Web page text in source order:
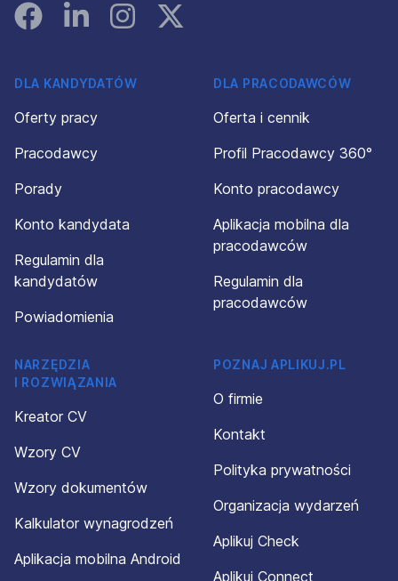
FacebookLinked InInstagramInstagram
DLA KANDYDATÓW
Oferty pracy
Pracodawcy
Porady
Konto kandydata
Regulamin dla
kandydatów
Powiadomienia
DLA PRACODAWCÓW
Oferta i cennik
Profil Pracodawcy 360°
Konto pracodawcy
Aplikacja mobilna dla
pracodawców
Regulamin dla
pracodawców
NARZĘDZIA
I ROZWIĄZANIA
Kreator CV
Wzory CV
Wzory dokumentów
Kalkulator wynagrodzeń
Aplikacja mobilna Android
POZNAJ APLIKUJ.PL
O firmie
Kontakt
Polityka prywatności
Organizacja wydarzeń
Aplikuj Check
Aplikuj Connect